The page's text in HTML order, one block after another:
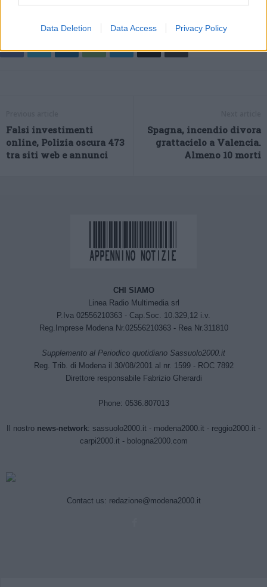
Data Deletion Data Access Privacy Policy
Falsi investimenti
online, Polizia oscura 473
tra siti web e annunci
Spagna, incendio divora
grattacielo a Valencia.
Almeno 10 morti
CHI SIAMO
Linea Radio Multimedia srl
P.Iva 02556210363 - Cap.Soc. 10.329,12 i.v.
Reg.Imprese Modena Nr.02556210363 - Rea Nr.311810
Supplemento al Periodico quotidiano Sassuolo2000.it
Reg. Trib. di Modena il 30/08/2001 al nr. 1599 - ROC 7892
Direttore responsabile Fabrizio Gherardi
Phone: 0536.807013
Il nostro news-network: sassuolo2000.it - modena2000.it - reggio2000.it -
carpi2000.it- bologna2000.com
Contact us: redazione@modena2000.it